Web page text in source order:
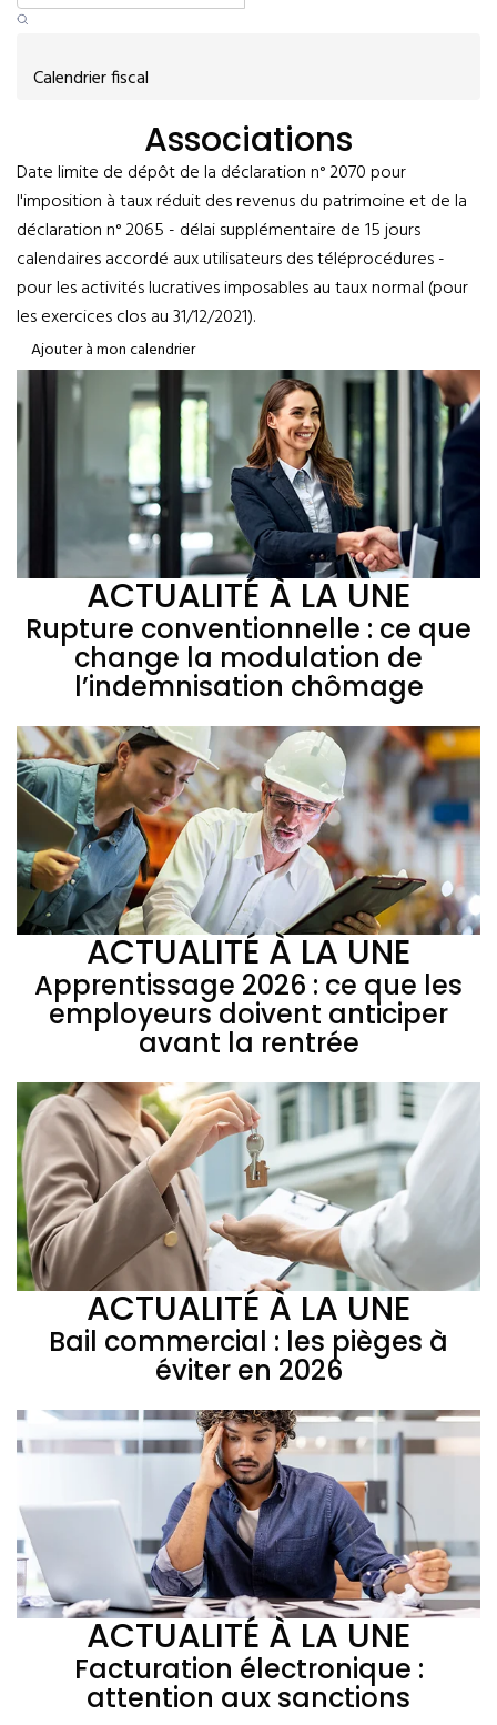
Calendrier fiscal
Associations
Date limite de dépôt de la déclaration n° 2070 pour
l'imposition à taux réduit des revenus du patrimoine et de la
déclaration n° 2065 - délai supplémentaire de 15 jours
calendaires accordé aux utilisateurs des téléprocédures -
pour les activités lucratives imposables au taux normal (pour
les exercices clos au 31/12/2021).
Ajouter à mon calendrier
ACTUALITÉ À LA UNE
Rupture conventionnelle : ce que
change la modulation de
l’indemnisation chômage
ACTUALITÉ À LA UNE
Apprentissage 2026 : ce que les
employeurs doivent anticiper
avant la rentrée
ACTUALITÉ À LA UNE
Bail commercial : les pièges à
éviter en 2026
ACTUALITÉ À LA UNE
Facturation électronique :
attention aux sanctions